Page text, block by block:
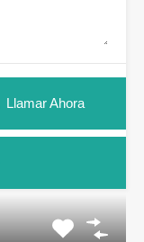
Llamar Ahora